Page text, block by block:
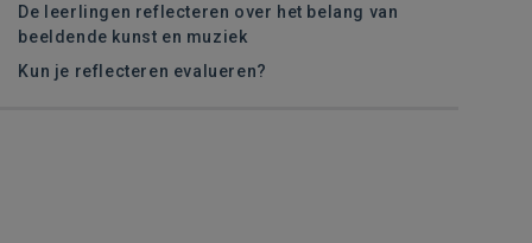
De leerlingen reflecteren over het belang van
beeldende kunst en muziek
Kun je reflecteren evalueren?